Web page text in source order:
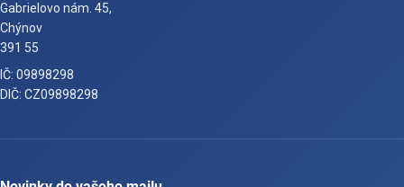
Gabrielovo nám. 45,
Chýnov
391 55
IČ: 09898298
DIČ: CZ09898298